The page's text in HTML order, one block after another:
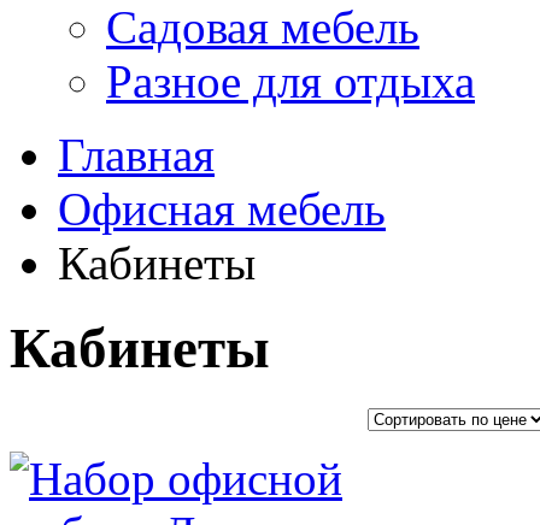
Садовая мебель
Разное для отдыха
Главная
Офисная мебель
Кабинеты
Кабинеты